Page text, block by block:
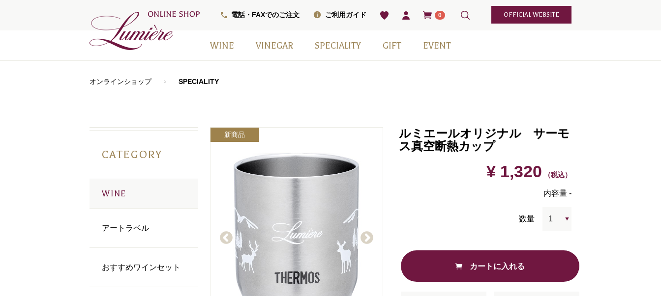
電話・FAXでのご注文 ご利用ガイド OFFICIAL WEBSITE
0
WINE VINEGAR SPECIALITY GIFT EVENT
オンラインショップ SPECIALITY
CATEGORY
WINE
アートラベル
おすすめワインセット
新商品
ルミエールオリジナル サーモ
ス真空断熱カップ
¥ 1,320 （税込）
内容量 -
数量
カートに入れる